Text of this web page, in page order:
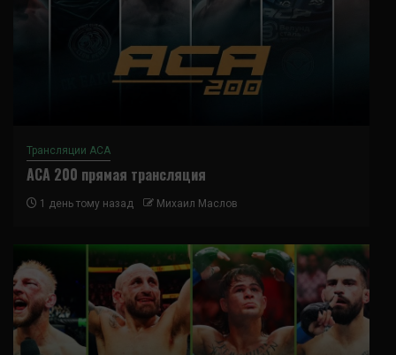
Трансляции ACA
ACA 200 прямая трансляция
1 день тому назад Михаил Маслов